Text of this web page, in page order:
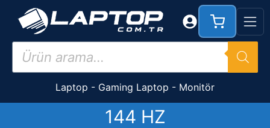
İçeriğe
Products
search
Laptop - Gaming Laptop - Monitör
144 HZ